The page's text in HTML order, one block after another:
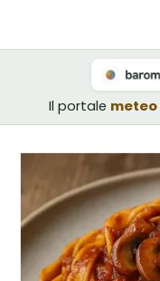
Il portale meteo